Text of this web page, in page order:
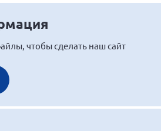
чтобы сделать наш сайт